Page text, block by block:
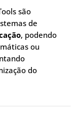
são
de
, podendo
ou
do